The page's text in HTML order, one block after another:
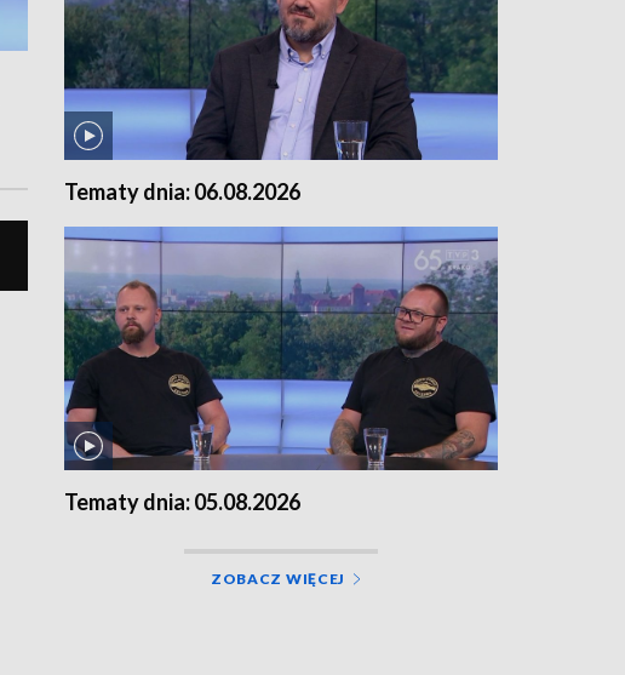
Tematy dnia: 06.08.2026
Tematy dnia: 05.08.2026
ZOBACZ WIĘCEJ